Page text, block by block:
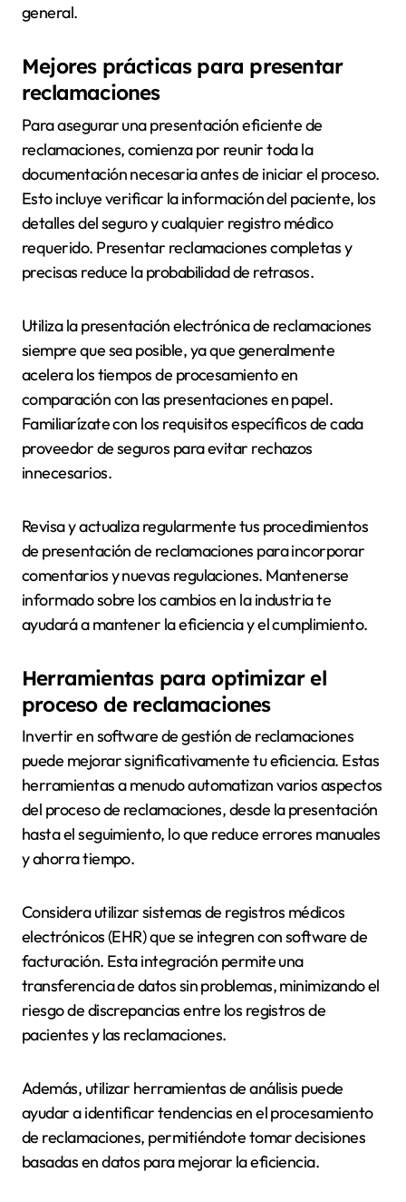
general.
Mejores prácticas para presentar
reclamaciones
Para asegurar una presentación eficiente de
reclamaciones, comienza por reunir toda la
documentación necesaria antes de iniciar el proceso.
Esto incluye verificar la información del paciente, los
detalles del seguro y cualquier registro médico
requerido. Presentar reclamaciones completas y
precisas reduce la probabilidad de retrasos.
Utiliza la presentación electrónica de reclamaciones
siempre que sea posible, ya que generalmente
acelera los tiempos de procesamiento en
comparación con las presentaciones en papel.
Familiarízate con los requisitos específicos de cada
proveedor de seguros para evitar rechazos
innecesarios.
Revisa y actualiza regularmente tus procedimientos
de presentación de reclamaciones para incorporar
comentarios y nuevas regulaciones. Mantenerse
informado sobre los cambios en la industria te
ayudará a mantener la eficiencia y el cumplimiento.
Herramientas para optimizar el
proceso de reclamaciones
Invertir en software de gestión de reclamaciones
puede mejorar significativamente tu eficiencia. Estas
herramientas a menudo automatizan varios aspectos
del proceso de reclamaciones, desde la presentación
hasta el seguimiento, lo que reduce errores manuales
y ahorra tiempo.
Considera utilizar sistemas de registros médicos
electrónicos (EHR) que se integren con software de
facturación. Esta integración permite una
transferencia de datos sin problemas, minimizando el
riesgo de discrepancias entre los registros de
pacientes y las reclamaciones.
Además, utilizar herramientas de análisis puede
ayudar a identificar tendencias en el procesamiento
de reclamaciones, permitiéndote tomar decisiones
basadas en datos para mejorar la eficiencia.